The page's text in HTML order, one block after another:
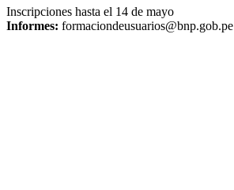
Inscripciones hasta el 14 de mayo
Informes: formaciondeusuarios@bnp.gob.pe